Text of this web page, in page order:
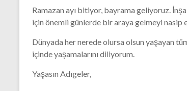
Ramazan ayı bitiyor, bayrama geliyoruz.
için önemli günlerde bir araya gelmeyi nasip
Dünyada her nerede olursa olsun yaşayan
içinde yaşamalarını diliyorum.
Yaşasın Adıgeler,